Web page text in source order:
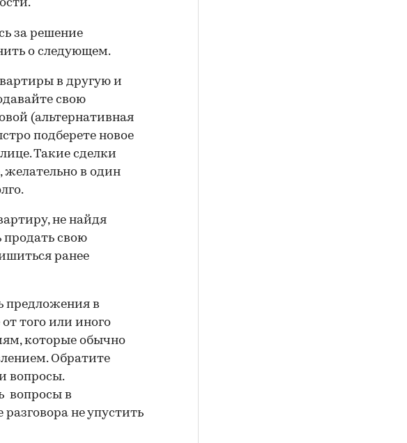
за решение
о следующем.
в другую и
свою
(альтернативная
подберете новое
Такие сделки
желательно в один
не найдя
продать свою
ранее
предложения в
того или иного
которые обычно
Обратите
вопросы.
вопросы в
не упустить